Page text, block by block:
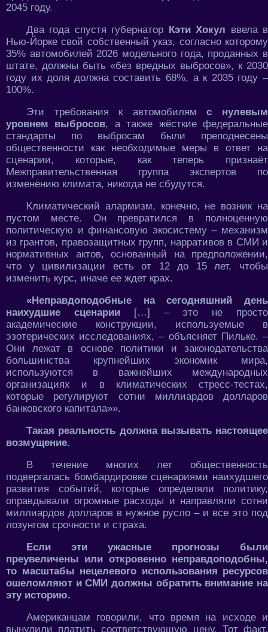
2045 году.
Два года спустя губернатор Кэти Хокул ввела в
Нью-Йорке свой собственный указ, согласно которому
35% автомобилей 2026 модельного года, проданных в
штате, должны быть «без вредных выбросов», к 2030
году их доля должна составить 68%, а к 2035 году –
100%.
Эти требования к автомобилямс нулевым
уровнем выбросов, а также жёсткие федеральные
стандарты по выбросам были преподнесены
общественности как необходимые меры в ответ на
сценарии, которые, как теперь признаёт
Межправительственная группа экспертов по
изменению климата, никогда не сбудутся.
Климатический алармизм, конечно, не возник на
пустом месте. Он превратился в полноценную
политическую и финансовую экосистему – механизм
из грантов, правозащитных групп, нарративов в СМИ и
нормативных актов, основанный на предположении,
что у цивилизации есть от 12 до 15 лет, чтобы
изменить курс, иначе ее ждет крах.
«Неправдоподобные на сегодняшний день
наихудшие сценарии […] – это не просто
академические конструкции, используемые в
эзотерических исследованиях, – объясняет Пильке. –
Они лежат в основе политики и законодательства
большинства крупнейших экономик мира,
используются в важнейших международных
организациях и в климатических стресс-тестах,
которые регулируют сотни миллиардов долларов
банковского капитала»».
Такая реальность должна вызывать настоящее
возмущение.
В течение многих лет общественность
подвергалась бомбардировке сценариями наихудшего
развития событий, которые определяли политику,
оправдывали огромные расходы и направляли сотни
миллиардов долларов в нужное русло – и все это под
лозунгом срочности и страха.
Если эти ужасные прогнозы были
преувеличены или откровенно неправдоподобны,
то масштабы нецелевого использования ресурсов
ошеломляют и СМИ должны обратить внимание на
эту историю.
Американцам говорили, что время на исходе и
вынудили платить соответствующую цену. Тот факт,